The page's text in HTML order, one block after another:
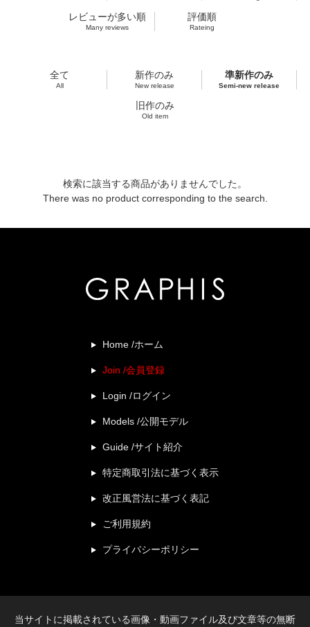
レビューが多い順
Many reviews
評価順
Rateing
全て
All
新作のみ
New release
準新作のみ
Semi-new release
旧作のみ
Old item
検索に該当する商品がありませんでした。
There was no product corresponding to the search.
Home /ホーム
Join /会員登録
Login /ログイン
Models /公開モデル
Guide /サイト紹介
特定商取引法に基づく表示
改正風営法に基づく表記
ご利用規約
プライバシーポリシー
当サイトに掲載されている画像・動画ファイル及び文章等の無断